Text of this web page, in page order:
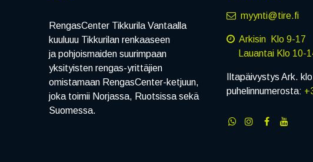
RengasCenter Tikkurila Vantaalla
kuuluuu Tikkurilan renkaaseen
ja pohjoismaiden suurimpaan
yksityisten rengas-yrittäjien
omistamaan RengasCenter-ketjuun,
joka toimii Norjassa, Ruotsissa sekä
Suomessa.
myynti@tire.fi
Arkisin Klo 9-17
Lauantai Klo 10-
Iltapäivystys Ark.
puhelinnumerosta: